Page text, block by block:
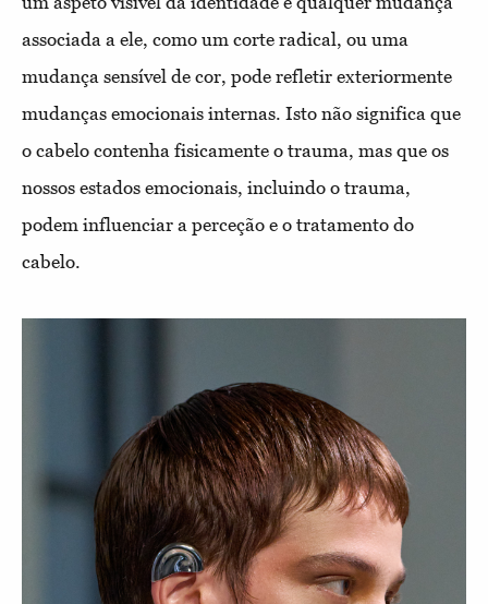
associada a ele, como um corte radical, ou uma
mudança sensível de cor, pode refletir exteriormente
mudanças emocionais internas. Isto não significa que
o cabelo contenha fisicamente o trauma, mas que os
nossos estados emocionais, incluindo o trauma,
podem influenciar a perceção e o tratamento do
cabelo.